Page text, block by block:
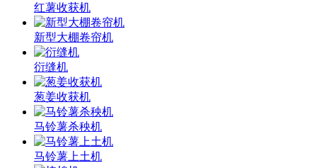
红薯收获机
新型大棚卷帘机
衍缝机
葱姜收获机
马铃薯杀秧机
马铃薯上土机